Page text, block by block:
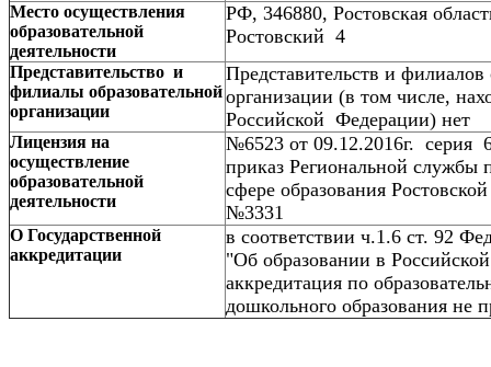
Место осуществления
образовательной
деятельности
РФ, 346880, Ростовская
Ростовский 4
Представительство и
филиалы образовательной
организации
Представительств и филиалов
организации (в том числе,
Российской Федерации) нет
Лицензия на
осуществление
образовательной
деятельности
№6523 от 09.12.2016г.
приказ Региональной службы
сфере образования
№3331
О Государственной
аккредитации
в соответствии ч.1.6 ст. 92
"Об образовании в
аккредитация по
дошкольного образования не